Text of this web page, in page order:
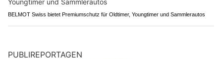
BELMOT Swiss bietet Premiumschutz für Oldtimer, Youngtimer und Sammlerautos
PUBLIREPORTAGEN